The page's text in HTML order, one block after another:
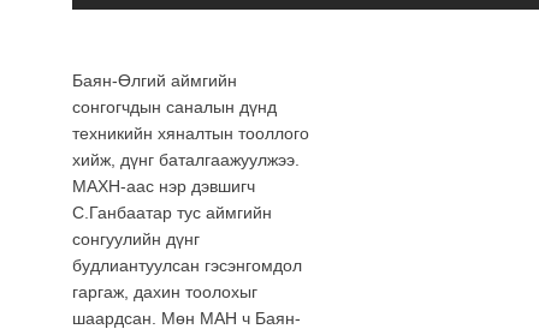
Баян-Өлгий аймгийн
сонгогчдын саналын дүнд
техникийн хяналтын тооллого
хийж, дүнг баталгаажуулжээ.
МАХН-аас нэр дэвшигч
С.Ганбаатар тус аймгийн
сонгуулийн дүнг
будлиантуулсан гэсэнгомдол
гаргаж, дахин тоолохыг
шаардсан. Мөн МАН ч Баян-